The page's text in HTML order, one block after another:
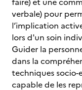
verbale) pour
l’implication
lors d'un soin
Guider la
dans la
techniques socio-
capable de les